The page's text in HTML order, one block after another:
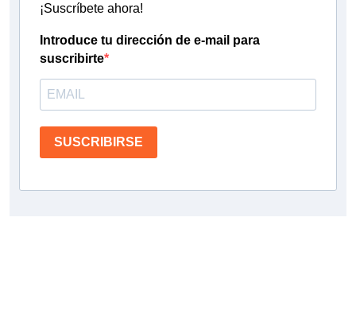
¡Suscríbete ahora!
Introduce tu dirección de e-mail para
suscribirte
SUSCRIBIRSE